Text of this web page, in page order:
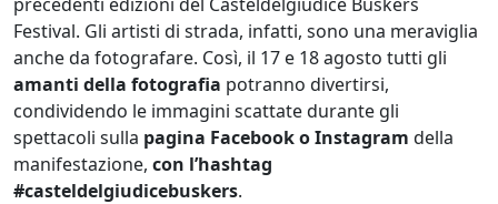
Festival. Gli artisti di strada, infatti, sono una meraviglia
anche da fotografare. Così, il 17 e 18 agosto tutti gli
amanti della fotografia potranno divertirsi,
condividendo le immagini scattate durante gli
spettacoli sulla pagina Facebook o Instagram della
manifestazione, con l’hashtag
#casteldelgiudicebuskers.